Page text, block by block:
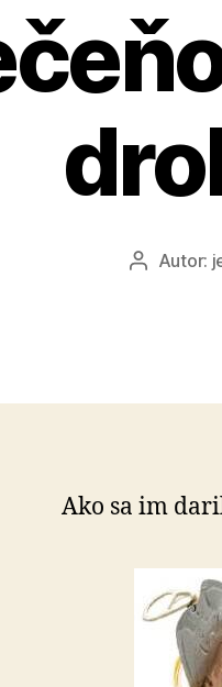
AutorAutor:
Ako sa im